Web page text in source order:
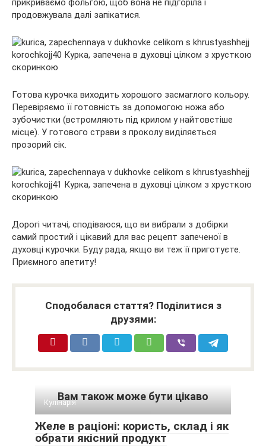
прикриваємо фольгою, щоб вона не підгоріла і
продовжувала далі запікатися.
Готова курочка виходить хорошого засмаглого кольору.
Перевіряємо її готовність за допомогою ножа або
зубочистки (встромляють під крилом у найтовстіше
місце). У готового страви з проколу виділяється
прозорий сік.
Дорогі читачі, сподіваюся, що ви вибрали з добірки
самий простий і цікавий для вас рецепт запеченої в
духовці курочки. Буду рада, якщо ви теж її приготуєте.
Приємного апетиту!
Сподобалася стаття? Поділитися з
друзями:
Вам також може бути цікаво
Кулінарія
Желе в раціоні: користь, склад і як
обрати якісний продукт